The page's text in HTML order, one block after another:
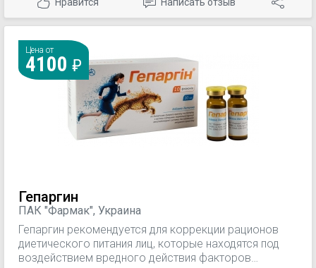
пародонтоз, зубная боль.
Цена от
4100
Гепаргин
ПАК "Фармак", Украина
Гепаргин рекомендуется для коррекции рационов
диетического питания лиц, которые находятся под
воздействием вредного действия факторов